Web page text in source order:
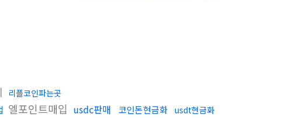
리플코인파는곳
엘포인트매입 usdc판매 코인돈현금화 usdt현금화